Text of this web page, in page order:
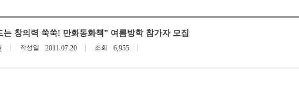
는 창의력 쑥쑥! 만화동화책” 여름방학 참가자 모집
작성일 2011.07.20 조회 6,955